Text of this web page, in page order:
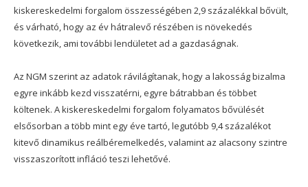
kiskereskedelmi forgalom összességében 2,9 százalékkal bővült,
és várható, hogy az év hátralevő részében is növekedés
következik, ami további lendületet ad a gazdaságnak.
Az NGM szerint az adatok rávilágítanak, hogy a lakosság bizalma
egyre inkább kezd visszatérni, egyre bátrabban és többet
költenek. A kiskereskedelmi forgalom folyamatos bővülését
elsősorban a több mint egy éve tartó, legutóbb 9,4 százalékot
kitevő dinamikus reálbéremelkedés, valamint az alacsony szintre
visszaszorított infláció teszi lehetővé.